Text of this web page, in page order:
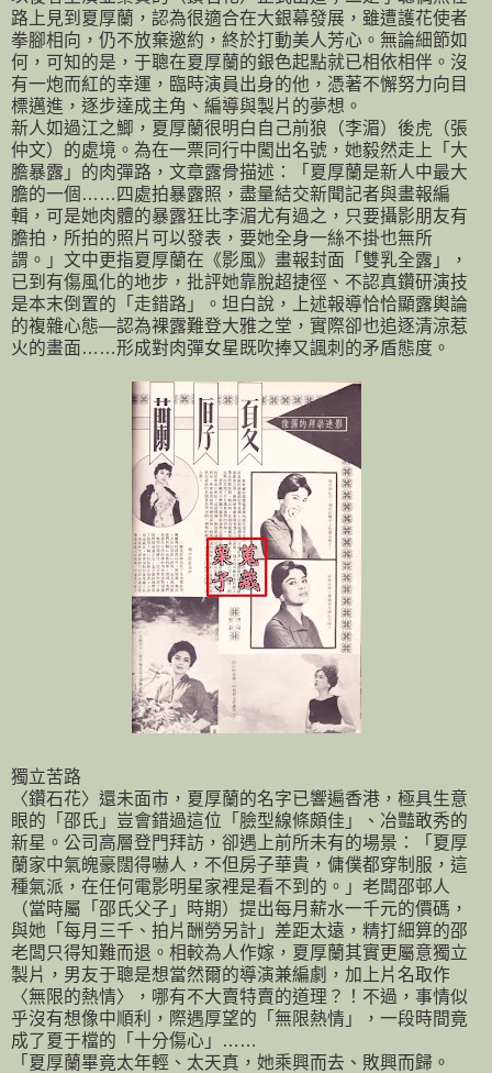
路上見到夏厚蘭，認為很適合在大銀幕發展，雖遭護花使者
拳腳相向，仍不放棄邀約，終於打動美人芳心。無論細節如
何，可知的是，于聰在夏厚蘭的銀色起點就已相依相伴。沒
有一炮而紅的幸運，臨時演員出身的他，憑著不懈努力向目
標邁進，逐步達成主角、編導與製片的夢想。
新人如過江之鯽，夏厚蘭很明白自己前狼（李湄）後虎（張
仲文）的處境。為在一票同行中闖出名號，她毅然走上「大
膽暴露」的肉彈路，文章露骨描述：「夏厚蘭是新人中最大
膽的一個……四處拍暴露照，盡量結交新聞記者與畫報編
輯，可是她肉體的暴露狂比李湄尤有過之，只要攝影朋友有
膽拍，所拍的照片可以發表，要她全身一絲不掛也無所
謂。」文中更指夏厚蘭在《影風》畫報封面「雙乳全露」，
已到有傷風化的地步，批評她靠脫超捷徑、不認真鑽研演技
是本末倒置的「走錯路」。坦白說，上述報導恰恰顯露輿論
的複雜心態—認為裸露難登大雅之堂，實際卻也追逐清涼惹
火的畫面……形成對肉彈女星既吹捧又諷刺的矛盾態度。
獨立苦路
〈鑽石花〉還未面市，夏厚蘭的名字已響遍香港，極具生意
眼的「邵氏」豈會錯過這位「臉型線條頗佳」、冶豔敢秀的
新星。公司高層登門拜訪，卻遇上前所未有的場景：「夏厚
蘭家中氣魄豪闊得嚇人，不但房子華貴，傭僕都穿制服，這
種氣派，在任何電影明星家裡是看不到的。」老闆邵邨人
（當時屬「邵氏父子」時期）提出每月薪水一千元的價碼，
與她「每月三千、拍片酬勞另計」差距太遠，精打細算的邵
老闆只得知難而退。相較為人作嫁，夏厚蘭其實更屬意獨立
製片，男友于聰是想當然爾的導演兼編劇，加上片名取作
〈無限的熱情〉，哪有不大賣特賣的道理？！不過，事情似
乎沒有想像中順利，際遇厚望的「無限熱情」，一段時間竟
成了夏于檔的「十分傷心」……
「夏厚蘭畢竟太年輕、太天真，她乘興而去、敗興而歸。